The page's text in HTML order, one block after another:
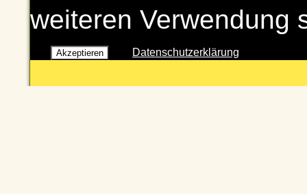
weiteren Verwendung
Akzeptieren Datenschutzerklärung